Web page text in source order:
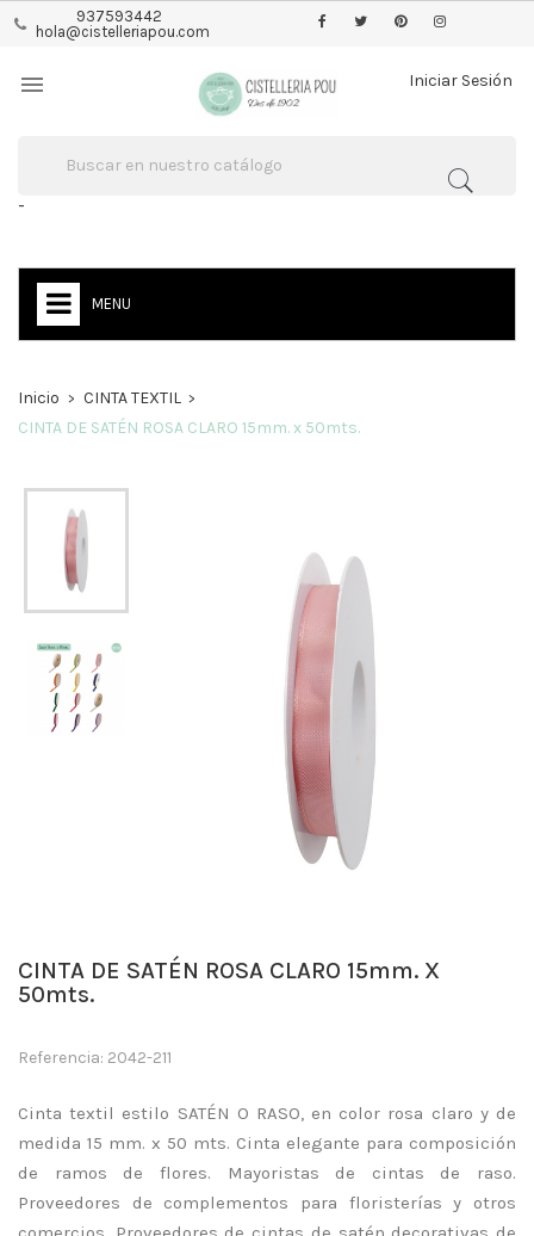
937593442
hola@cistelleriapou.com
Iniciar Sesión

-
MENU
Inicio
CINTA TEXTIL
CINTA DE SATÉN ROSA CLARO 15mm. x 50mts.
CINTA DE SATÉN ROSA CLARO 15mm. X
50mts.
Referencia: 2042-211
Cinta textil estilo SATÉN O RASO, en color rosa claro y de
medida 15 mm. x 50 mts. Cinta elegante para composición
de ramos de flores. Mayoristas de cintas de raso.
Proveedores de complementos para floristerías y otros